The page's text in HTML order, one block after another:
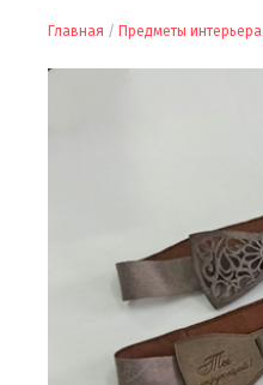
Главная / Предметы интерьера